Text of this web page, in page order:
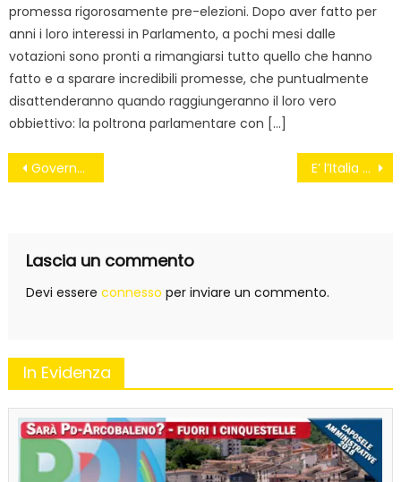
promessa rigorosamente pre-elezioni. Dopo aver fatto per
anni i loro interessi in Parlamento, a pochi mesi dalle
votazioni sono pronti a rimangiarsi tutto quello che hanno
fatto e a sparare incredibili promesse, che puntualmente
disattenderanno quando raggiungeranno il loro vero
obbiettivo: la poltrona parlamentare con […]
Navigazione
Governo e Pd responsabili della corruzione in Italia E’ l’Italia che va (a fanculo)
Lascia un commento
Devi essere connesso per inviare un commento.
In Evidenza